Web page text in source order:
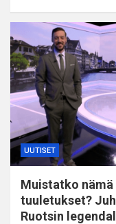
UUTISET
Muistatko
tuuletukset?
Ruotsin